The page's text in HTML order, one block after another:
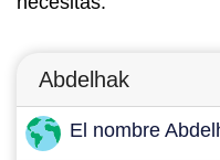
Abdelhak
El nombre